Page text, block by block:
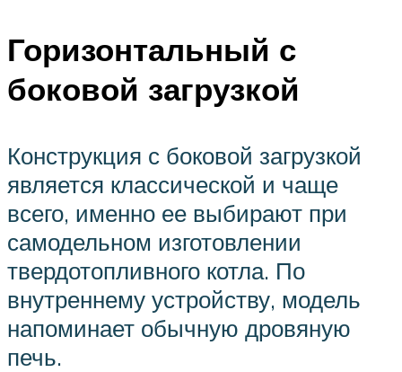
Горизонтальный с
боковой загрузкой
Конструкция с боковой загрузкой
является классической и чаще
всего, именно ее выбирают при
самодельном изготовлении
твердотопливного котла. По
внутреннему устройству, модель
напоминает обычную дровяную
печь.